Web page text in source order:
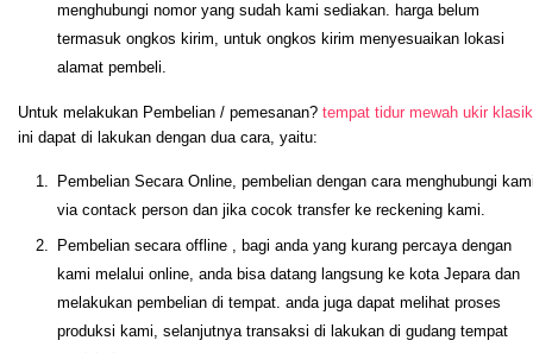
menghubungi nomor yang sudah kami sediakan. harga belum
termasuk ongkos kirim, untuk ongkos kirim menyesuaikan lokasi
alamat pembeli.
Untuk melakukan Pembelian / pemesanan? tempat tidur mewah ukir klasik
ini dapat di lakukan dengan dua cara, yaitu:
Pembelian Secara Online, pembelian dengan cara menghubungi
via contack person dan jika cocok transfer ke reckening kami.
Pembelian secara offline , bagi anda yang kurang percaya dengan
kami melalui online, anda bisa datang langsung ke kota Jepara dan
melakukan pembelian di tempat. anda juga dapat melihat proses
produksi kami, selanjutnya transaksi di lakukan di gudang tempat